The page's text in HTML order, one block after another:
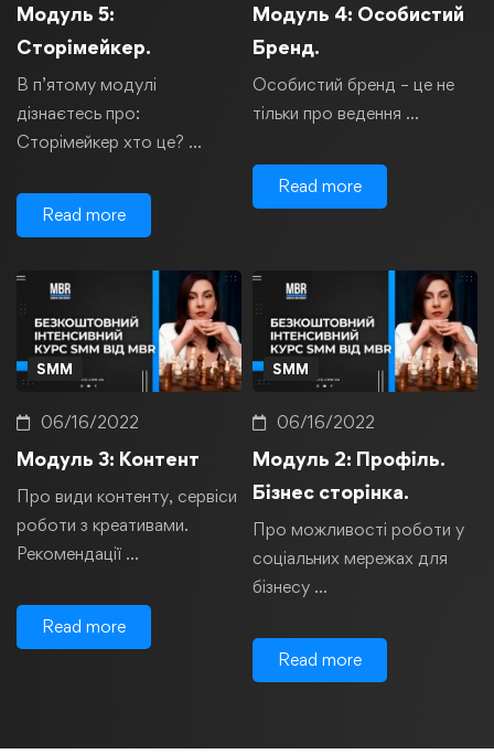
Модуль 5:
Сторімейкер.
В п’ятому модулі
дізнаєтесь про:
Сторімейкер хто це? …
Read more
Модуль 4: Особистий
Бренд.
Особистий бренд – це не
тільки про ведення …
Read more
SMM
06/16/2022
Модуль 3: Контент
Про види контенту, сервіси
роботи з креативами.
Рекомендації …
Read more
SMM
06/16/2022
Модуль 2: Профіль.
Бізнес сторінка.
Про можливості роботи у
соціальних мережах для
бізнесу …
Read more